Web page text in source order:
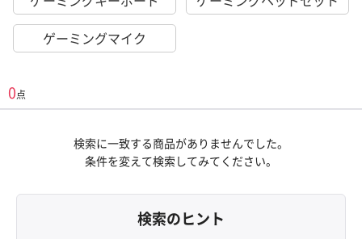
ゲーミングマイク
0点
検索に一致する商品がありませんでした。
条件を変えて検索してみてください。
検索のヒント